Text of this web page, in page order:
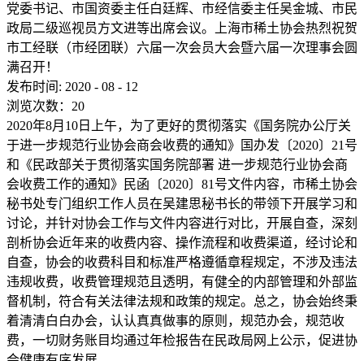
党委书记、市国资委主任白廷辉、市经信委主任吴金城、市民
政局二级巡视员方文进等出席会议。上海市稀土协会热烈祝贺
市工经联（市经团联）六届一次会员大会暨六届一次理事会圆
满召开！
发布时间: 2020 - 08 - 12
浏览次数： 20
2020年8月10日上午，为了更好的贯彻落实《国务院办公厅关
于进一步规范行业协会商会收费的通知》国办发〔2020〕21号
和《民政部关于贯彻落实国务院部署 进一步规范行业协会商
会收费工作的通知》民函〔2020〕81号文件内容，市稀土协会
秘书处专门组织工作人员在吴建思秘书长的带领下开展学习和
讨论，并针对协会工作与文件内容进行对比，开展自查，深刻
剖析协会近年来的收费内容、操作流程和收费渠道，经讨论和
自查，协会的收费科目和标准严格遵循章程规定，不涉及违法
违规收费，收费管理规范且透明，有健全的内部管理和外部监
督机制，符合有关法律法规和政策的规定。总之，协会始终秉
着清清白白办会，认认真真做事的原则，规范办会，规范收
费，一切财务账目均通过年检报告在民政局网上公示，促进协